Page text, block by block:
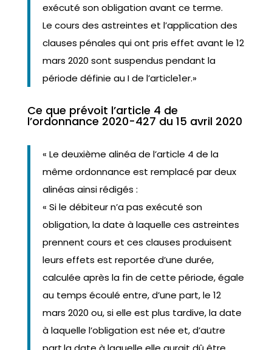
exécuté son obligation avant ce terme.
Le cours des astreintes et l’application des
clauses pénales qui ont pris effet avant le 12
mars 2020 sont suspendus pendant la
période définie au I de l’article1er.»
Ce que prévoit l’article 4 de
l’ordonnance 2020-427 du 15 avril 2020
« Le deuxième alinéa de l’article 4 de la
même ordonnance est remplacé par deux
alinéas ainsi rédigés :
« Si le débiteur n’a pas exécuté son
obligation, la date à laquelle ces astreintes
prennent cours et ces clauses produisent
leurs effets est reportée d’une durée,
calculée après la fin de cette période, égale
au temps écoulé entre, d’une part, le 12
mars 2020 ou, si elle est plus tardive, la date
à laquelle l’obligation est née et, d’autre